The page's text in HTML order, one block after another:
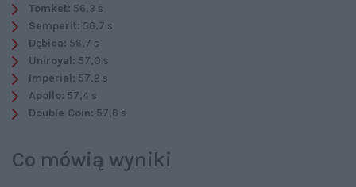
Tomket: 56,3 s
Semperit: 56,7 s
Dębica: 56,7 s
Uniroyal: 57,0 s
Imperial: 57,2 s
Apollo: 57,4 s
Double Coin: 57,6 s
Co mówią wyniki